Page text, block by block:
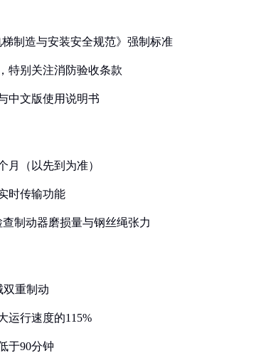
制造与安装安全规范》强制标准
特别关注消防验收条款
中文版使用说明书
月（以先到为准）
时传输功能
制动器磨损量与钢丝绳张力
双重制动
运行速度的115%
于90分钟